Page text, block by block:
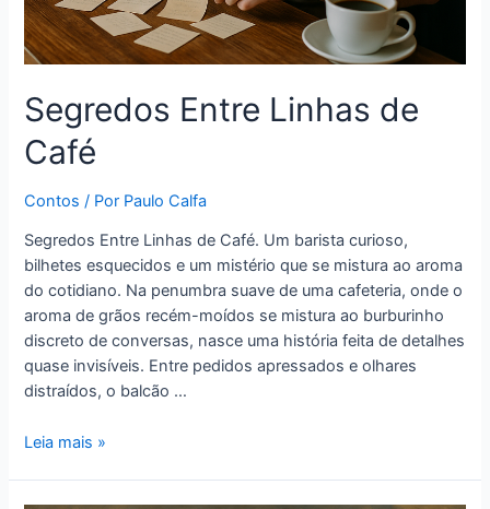
Segredos Entre Linhas de
Café
Contos / Por Paulo Calfa
Segredos Entre Linhas de Café. Um barista curioso,
bilhetes esquecidos e um mistério que se mistura ao aroma
do cotidiano. Na penumbra suave de uma cafeteria, onde o
aroma de grãos recém-moídos se mistura ao burburinho
discreto de conversas, nasce uma história feita de detalhes
quase invisíveis. Entre pedidos apressados e olhares
distraídos, o balcão …
Leia mais »